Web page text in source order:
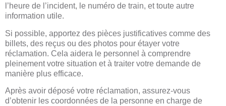
l’heure de l’incident, le numéro de train, et toute autre
information utile.
Si possible, apportez des pièces justificatives comme des
billets, des reçus ou des photos pour étayer votre
réclamation. Cela aidera le personnel à comprendre
pleinement votre situation et à traiter votre demande de
manière plus efficace.
Après avoir déposé votre réclamation, assurez-vous
d’obtenir les coordonnées de la personne en charge de